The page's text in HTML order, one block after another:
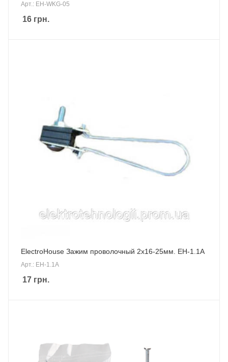
Арт.: EH-WKG-05
16 грн.
ElectroHouse Зажим проволочный 2х16-25мм. EH-1.1A
Арт.: EH-1.1A
17 грн.